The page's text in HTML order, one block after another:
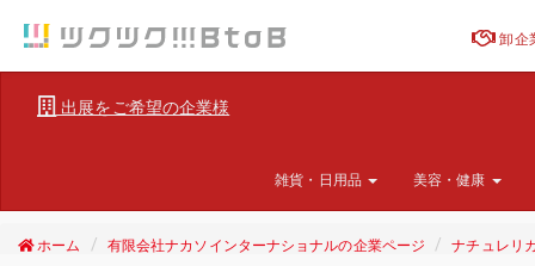
卸企
出展をご希望の企業様
雑貨・日用品 美容・健康
ホーム 有限会社ナカソインターナショナルの企業ページ ナチュレリ